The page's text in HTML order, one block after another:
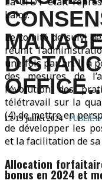
Le 15 juillet 2024 PUBLIÉ
Laloy.
Le comité de suivi
réunit
une fois par an. Il a
des mesures de
l’évolution des
télétravail sur la
(4) de mettre en
de développer les
et la facilitation de
Allocation
bonus en 2024 et